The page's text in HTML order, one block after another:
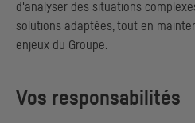
d'analyser des situations
solutions adaptées, tout en
enjeux du Groupe.
Vos responsabilités